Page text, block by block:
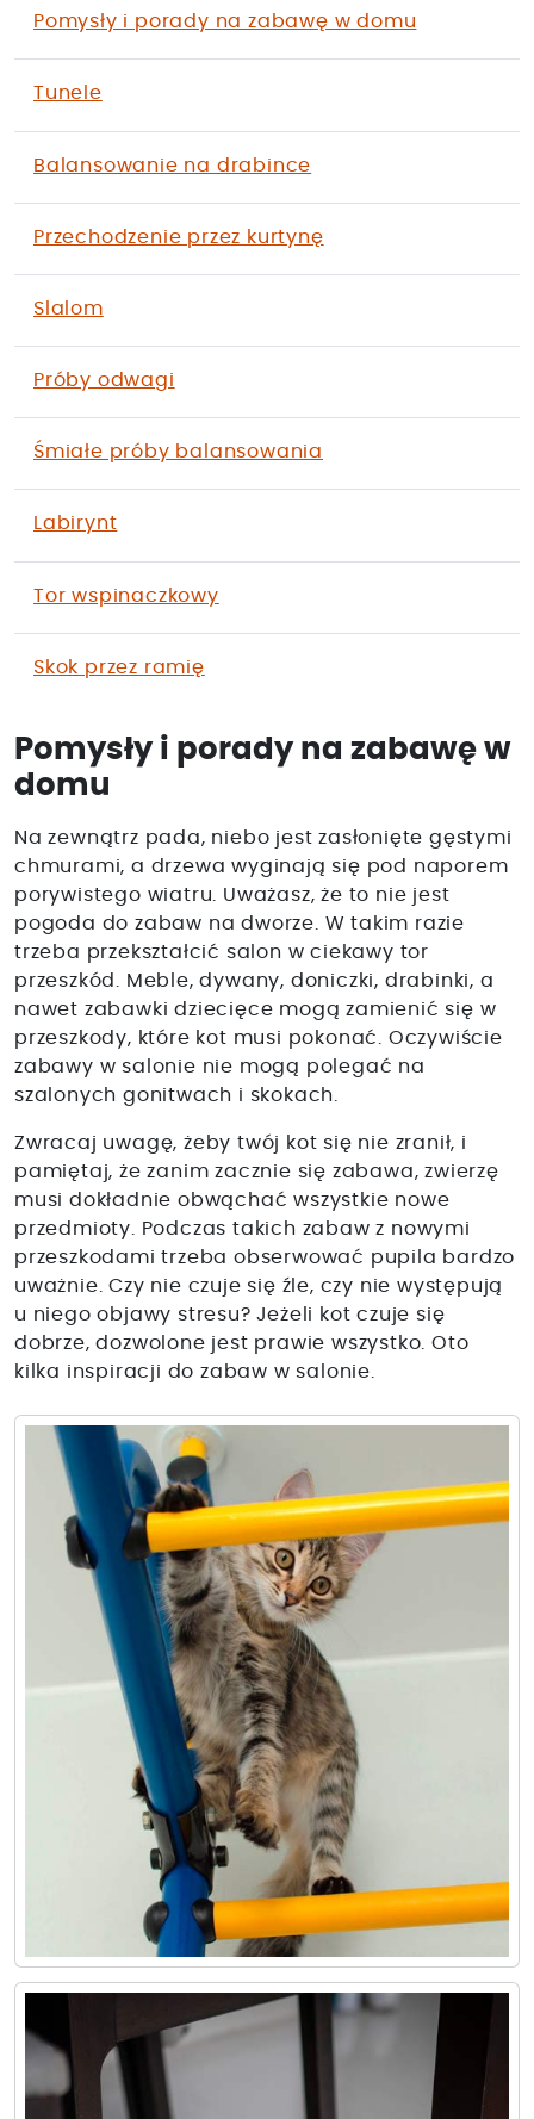
Pomysły i porady na zabawę w domu
Tunele
Balansowanie na drabince
Przechodzenie przez kurtynę
Slalom
Próby odwagi
Śmiałe próby balansowania
Labirynt
Tor wspinaczkowy
Skok przez ramię
Pomysły i porady na zabawę w
domu
Na zewnątrz pada, niebo jest zasłonięte gęstymi
chmurami, a drzewa wyginają się pod naporem
porywistego wiatru. Uważasz, że to nie jest
pogoda do zabaw na dworze. W takim razie
trzeba przekształcić salon w ciekawy tor
przeszkód. Meble, dywany, doniczki, drabinki, a
nawet zabawki dziecięce mogą zamienić się w
przeszkody, które kot musi pokonać. Oczywiście
zabawy w salonie nie mogą polegać na
szalonych gonitwach i skokach.
Zwracaj uwagę, żeby twój kot się nie zranił, i
pamiętaj, że zanim zacznie się zabawa, zwierzę
musi dokładnie obwąchać wszystkie nowe
przedmioty. Podczas takich zabaw z nowymi
przeszkodami trzeba obserwować pupila bardzo
uważnie. Czy nie czuje się źle, czy nie występują
u niego objawy stresu? Jeżeli kot czuje się
dobrze, dozwolone jest prawie wszystko. Oto
kilka inspiracji do zabaw w salonie.